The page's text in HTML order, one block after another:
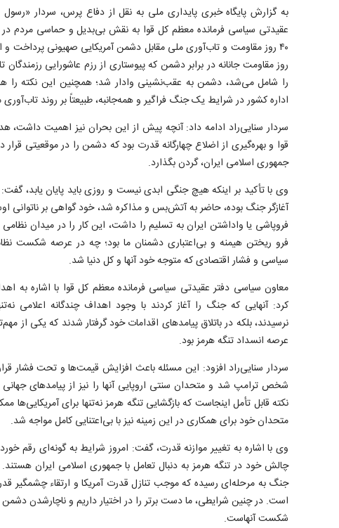
به گزارش پایگاه خبری پایداری ملی به نقل از دفاع پرس، سردار
عقیدتی سیاسی فرمانده معظم کل قوا به نقش بی‌بدیل و حماسی مردم در
روز مقاومت جانانه در برابر دشمن که پیوستاری از رزم عاشورایی
را شامل می‌شد، دشمن به عقب‌نشینی وادار شد؛ همچنین این نکته را
اداره کشور در شرایط یک جنگ فراگیر و همه‌جانبه، طبیعتاً بر روند
سردار سنایی‌راد ادامه داد: آنچه پیش از این بحران نیز اهمیت داشت،
قوا و بهره‌گیری از اضلاع چهارگانه قدرت بود که دشمن را در موقعیتی قرار
جمهوری اسلامی ایران، گردن بگذارد.
وی با تأکید بر اینکه هیچ جنگی ابدی نیست و روزی باید پایان یابد،
آغازگر جنگ بوده، حاضر به آتش‌بس و مذاکره شد، خود گواهی بر ناتوانی
فروپاشی یا واداشتن ایران به تسلیم را داشت، این کار را در میدان
فرو ریختن هیمنه و بی‌اعتباری دشمنان ما بود؛ چه در عرصه شکست
سیاسی و فشار اقتصادی که متوجه خود آنها و کل دنیا شد.
معاون سیاسی دفتر عقیدتی سیاسی فرمانده معظم کل قوا با اشاره به
کرد: آنهایی که جنگ را آغاز کردند با وجود اهداف چندگانه اعلامی
نرسیدند، بلکه در باتلاق پیامد‌های اقدامات خود گرفتار شدند که یکی از
عرصه انسداد تنگه هرمز بود.
سردار سنایی‌راد افزود: این مسئله باعث افزایش قیمت‌ها و تحت فشار
شخص ترامپ شد و متحدان سنتی اروپایی آنها را نیز از پیامد‌های
نکته قابل تأمل اینجاست که بازگشایی تنگه هرمز نه‌تنها برای آمریکایی‌ها
متحدان خود برای همکاری در این زمینه نیز با بی‌اعتنایی کامل مواجه شد.
وی با اشاره به تغییر موازنه قدرت، گفت: امروز شرایط به گونه‌ای رقم
چالش خود در تنگه هرمز به دنبال تعامل با جمهوری اسلامی ایران
جنگ به مرحله‌ای رسیده که موجب تنازل قدرت آمریکا و ارتقاء چشمگیر
است. در چنین شرایطی، ما دست برتر را در اختیار داریم و ناچارشدن
شکست آنهاست.